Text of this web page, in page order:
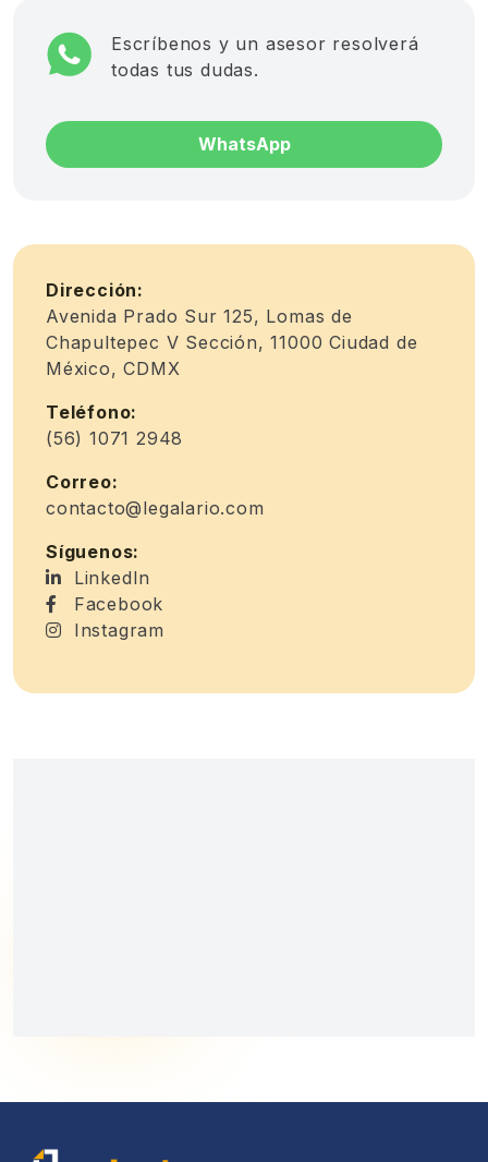
Escríbenos y un asesor resolverá
todas tus dudas.
WhatsApp
Dirección:
Avenida Prado Sur 125, Lomas de
Chapultepec V Sección, 11000 Ciudad de
México, CDMX
Teléfono:
(56) 1071 2948
Correo:
contacto@legalario.com
Síguenos:
LinkedIn
Facebook
Instagram